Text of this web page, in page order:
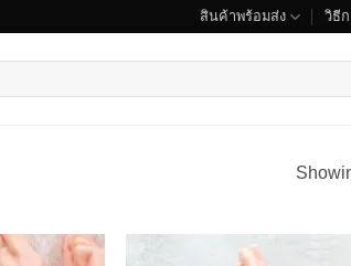
สินค้าพร้อมส่ง วิธี